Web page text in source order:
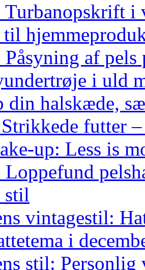
i
til
af
i uld
din halskæde,
futter
up: Less is
stil
vintagestil:
i
stil: Personlig